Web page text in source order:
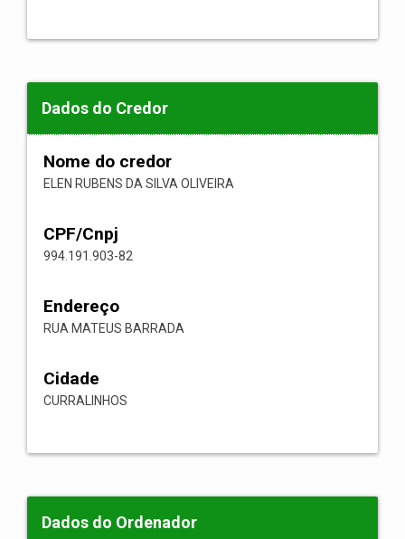
Dados do Credor
Nome do credor
ELEN RUBENS DA SILVA OLIVEIRA
CPF/Cnpj
994.191.903-82
Endereço
RUA MATEUS BARRADA
Cidade
CURRALINHOS
Dados do Ordenador